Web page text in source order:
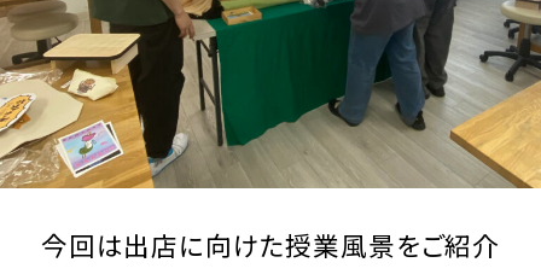
今回は出店に向けた授業風景をご紹介